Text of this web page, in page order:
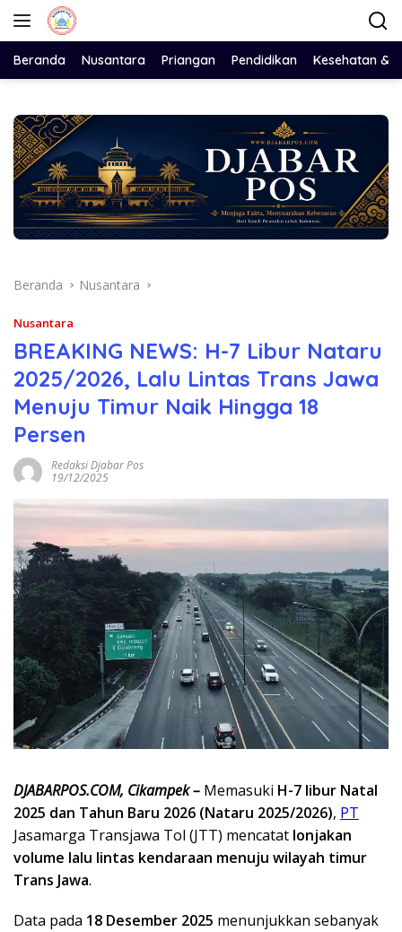
Langsung
Beranda Nusantara Priangan Pendidikan Kesehatan &
Beranda Nusantara
Nusantara
BREAKING NEWS: H-7 Libur Nataru
2025/2026, Lalu Lintas Trans Jawa
Menuju Timur Naik Hingga 18
Persen
Redaksi Djabar Pos
19/12/2025
DJABARPOS.COM, Cikampek – Memasuki H-7 libur Natal
2025 dan Tahun Baru 2026 (Nataru 2025/2026), PT
Jasamarga Transjawa Tol (JTT) mencatat lonjakan
volume lalu lintas kendaraan menuju wilayah timur
Trans Jawa.
Data pada 18 Desember 2025 menunjukkan sebanyak